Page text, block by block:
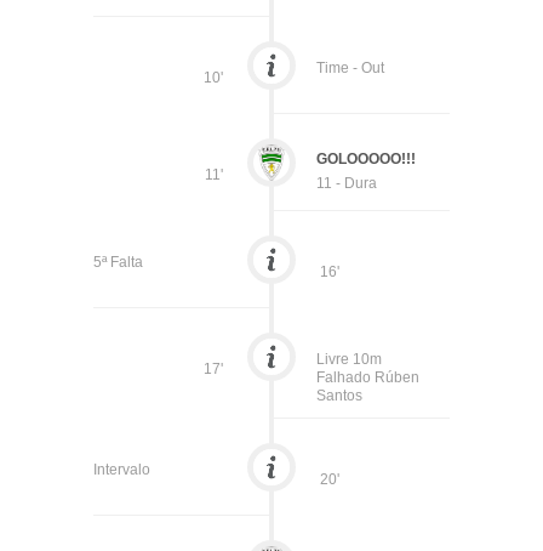
10'
Time - Out
11'
GOLOOOOO!!!
11 - Dura
16'
5ª Falta
17'
Livre 10m
Falhado Rúben
Santos
20'
Intervalo